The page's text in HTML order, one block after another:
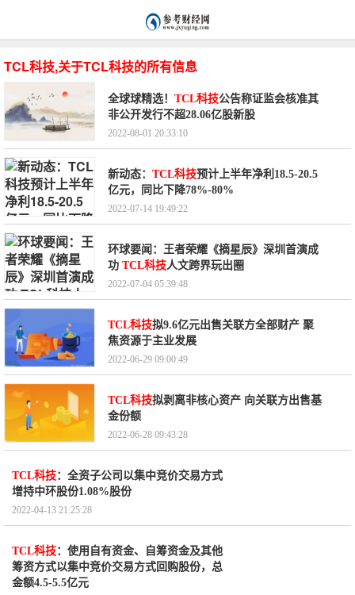
TCL科技,关于TCL科技的所有信息
全球球精选！ TCL科技公告称证监会核准其
非公开发行不超28.06亿股新股
2022-08-01 20:33:10
新动态： TCL科技预计上半年净利18.5-20.5
亿元，同比下降78%-80%
2022-07-14 19:49:22
环球要闻：王者荣耀《摘星辰》深圳首演成
功 TCL科技人文跨界玩出圈
2022-07-04 05:39:48
TCL科技拟9.6亿元出售关联方全部财产 聚
焦资源于主业发展
2022-06-29 09:00:49
TCL科技拟剥离非核心资产 向关联方出售基
金份额
2022-06-28 09:43:28
TCL科技：全资子公司以集中竞价交易方式
增持中环股份1.08%股份
2022-04-13 21:25:28
TCL科技：使用自有资金、自筹资金及其他
筹资方式以集中竞价交易方式回购股份，总
金额4.5-5.5亿元